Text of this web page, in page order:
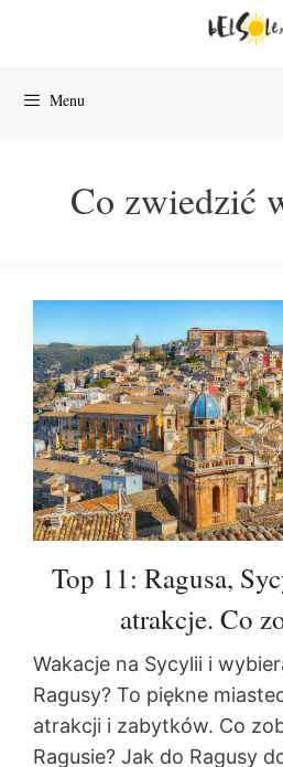
Menu
Co zwiedzić
Top 11: Ragusa,
atrakcje. Co
Wakacje na Sycylii i
Ragusy? To piękne
atrakcji i zabytków. Co
Ragusie? Jak do Ragusy